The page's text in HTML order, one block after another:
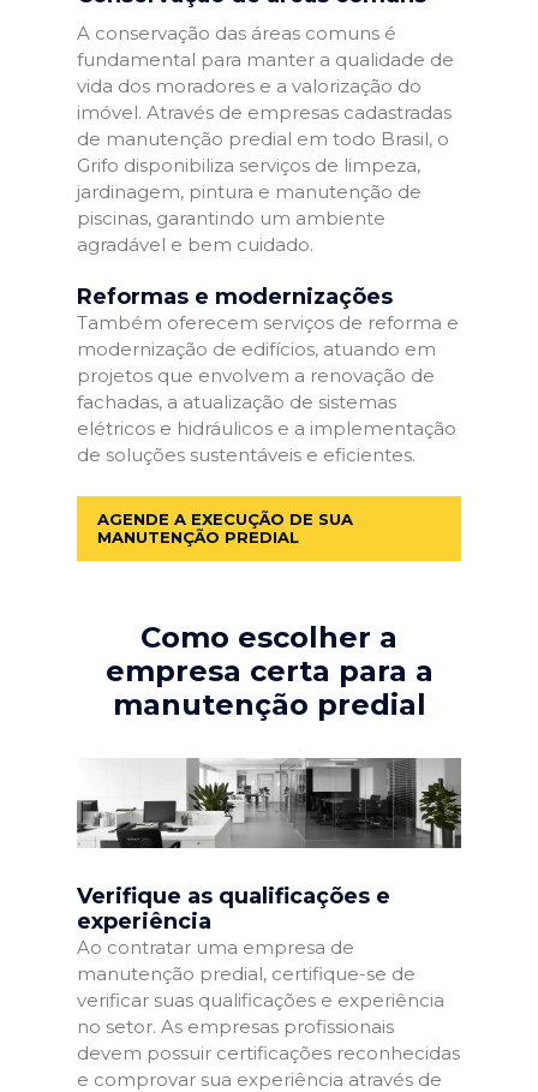
A conservação das áreas comuns é
fundamental para manter a qualidade de
vida dos moradores e a valorização do
imóvel. Através de empresas cadastradas
de manutenção predial em todo Brasil, o
Grifo disponibiliza serviços de limpeza,
jardinagem, pintura e manutenção de
piscinas, garantindo um ambiente
agradável e bem cuidado.
Reformas e modernizações
Também oferecem serviços de reforma e
modernização de edifícios, atuando em
projetos que envolvem a renovação de
fachadas, a atualização de sistemas
elétricos e hidráulicos e a implementação
de soluções sustentáveis e eficientes.
AGENDE A EXECUÇÃO DE SUA
MANUTENÇÃO PREDIAL
Como escolher a
empresa certa para a
manutenção predial
Verifique as qualificações e
experiência
Ao contratar uma empresa de
manutenção predial, certifique-se de
verificar suas qualificações e experiência
no setor. As empresas profissionais
devem possuir certificações reconhecidas
e comprovar sua experiência através de